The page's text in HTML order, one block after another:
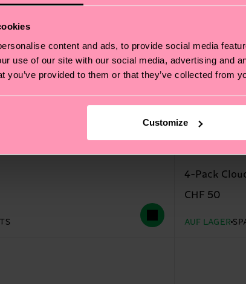
content and ads, to provide social media
use of our site with our social media, advertising and
you’ve provided to them or that they’ve collected from
Customize
4-Pack
CHF 50
AUF LAGER